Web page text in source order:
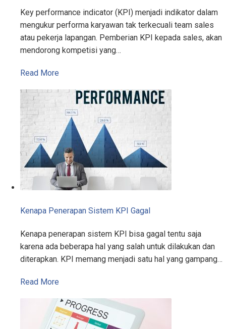
Key performance indicator (KPI) menjadi indikator dalam
mengukur performa karyawan tak terkecuali team sales
atau pekerja lapangan. Pemberian KPI kepada sales, akan
mendorong kompetisi yang…
Read More
Kenapa Penerapan Sistem KPI Gagal
Kenapa penerapan sistem KPI bisa gagal tentu saja
karena ada beberapa hal yang salah untuk dilakukan dan
diterapkan. KPI memang menjadi satu hal yang gampang…
Read More